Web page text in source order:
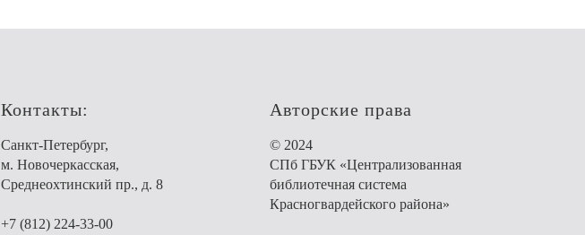
Контакты:
Санкт-Петербург,
м. Новочеркасская,
Среднеохтинский пр., д. 8
+7 (812) 224-33-00
Авторские права
© 2024
СПб ГБУК «Централизованная
библиотечная система
Красногвардейского района»